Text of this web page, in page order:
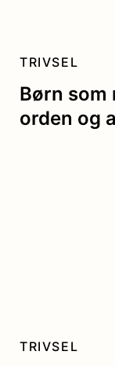
Børn som
orden og
TRIVSEL
TRIVSEL